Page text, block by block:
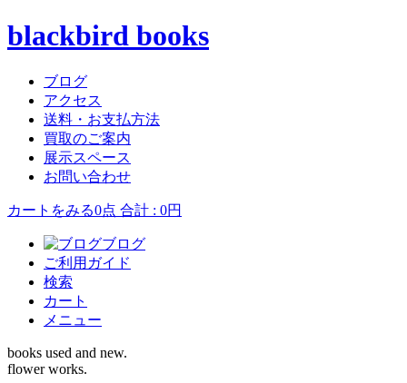
blackbird books
ブログ
アクセス
送料・お支払方法
買取のご案内
展示スペース
お問い合わせ
カートをみる0点 合計 : 0円
ブログ
ご利用ガイド
検索
カート
メニュー
books used and new.
flower works.